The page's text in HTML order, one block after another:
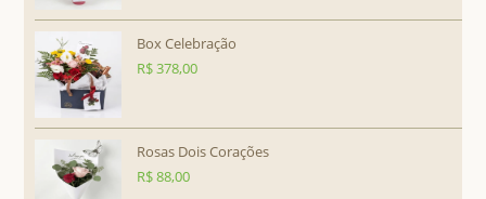
Box Celebração
R$378,00
Rosas Dois Corações
R$88,00